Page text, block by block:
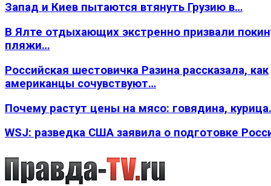
Запад и Киев пытаются втянуть Грузию в…
В Ялте отдыхающих экстренно призвали
пляжи…
Российская шестовичка Разина рассказала, как
американцы сочувствуют…
Почему растут цены на мясо: говядина,
WSJ: разведка США заявила о подготовке